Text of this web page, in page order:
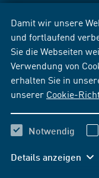
Damit wir unsere
und fortlaufend
Sie die Webseiten
Verwendung von
erhalten Sie in
unserer Cookie-
Notwendig
Details anzeigen